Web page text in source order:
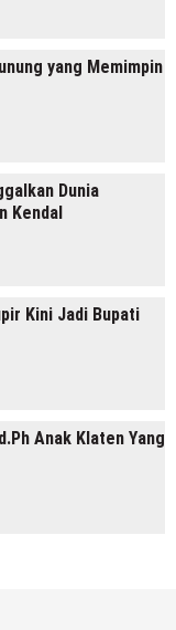
yang Memimpin
Dunia
Kendal
Kini Jadi Bupati
Anak Klaten Yang